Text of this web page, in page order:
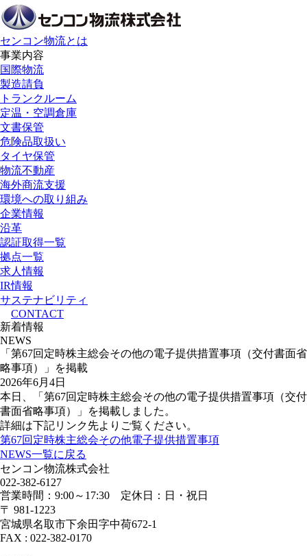
センコン物流とは
事業内容
国際物流
製造請負
トランクルーム
定温・空調倉庫
文書保管
危険品取扱い
タイヤ保管
物流不動産
海外商流支援
環境への取り組み
企業情報
沿革
認証取得一覧
拠点一覧
求人情報
IR情報
サステナビリティ
CONTACT
新着情報
NEWS
「第67回定時株主総会その他の電子提供措置事項（交付書面省
略事項）」を掲載
2026年6月4日
本日、「第67回定時株主総会その他の電子提供措置事項（交付
書面省略事項）」を掲載しました。
詳細は下記リンク先よりご覧ください。
第67回定時株主総会その他電子提供措置事項
NEWS一覧に戻る
センコン物流株式会社
022-382-6127
営業時間：9:00～17:30 定休日：日・祝日
〒 981-1223
宮城県名取市下余田字中荷672-1
FAX : 022-382-0170